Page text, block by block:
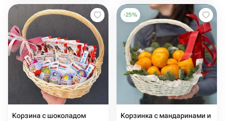
Корзина с шоколадом
-25%
Корзинка с мандаринами и